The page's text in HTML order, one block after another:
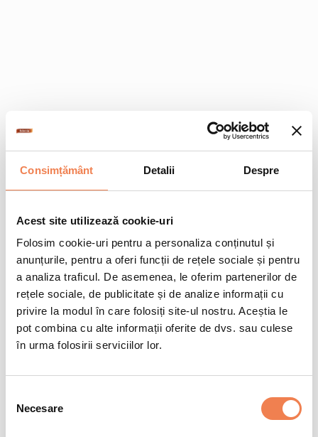
Consimțământ Detalii Despre
Acest site utilizează cookie-uri
Folosim cookie-uri pentru a personaliza conținutul și
anunțurile, pentru a oferi funcții de rețele sociale și pentru
a analiza traficul. De asemenea, le oferim partenerilor de
rețele sociale, de publicitate și de analize informații cu
privire la modul în care folosiți site-ul nostru. Aceștia le
pot combina cu alte informații oferite de dvs. sau culese
în urma folosirii serviciilor lor.
consimțământului
Necesare